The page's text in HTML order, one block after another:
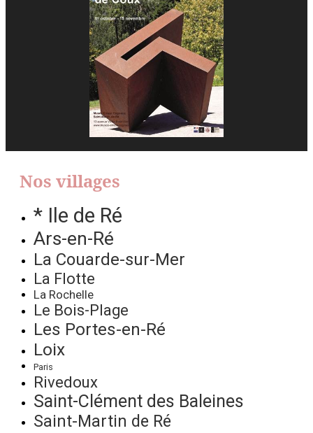
Nos villages
* Ile de Ré
Ars-en-Ré
La Couarde-sur-Mer
La Flotte
La Rochelle
Le Bois-Plage
Les Portes-en-Ré
Loix
Paris
Rivedoux
Saint-Clément des Baleines
Saint-Martin de Ré